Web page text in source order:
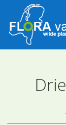
Plantensoorten